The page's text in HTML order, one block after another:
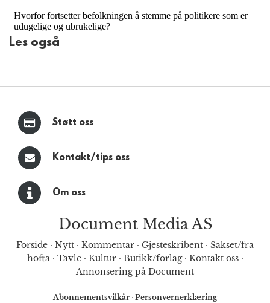
Les også
Støtt oss
Kontakt/tips oss
Om oss
Document Media AS
Forside · Nytt · Kommentar · Gjesteskribent · Sakset/fra
hofta· Tavle· Kultur· Butikk/forlag· Kontakt oss·
Annonsering på Document
Abonnementsvilkår · Personvernerklæring